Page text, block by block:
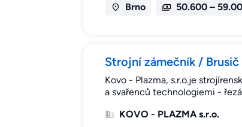
Brno 50.600 –
Strojní zámečník /
Kovo - Plazma, s.r.o.je
a svařenců technologiemi -
KOVO - PLAZMA s.r.o.